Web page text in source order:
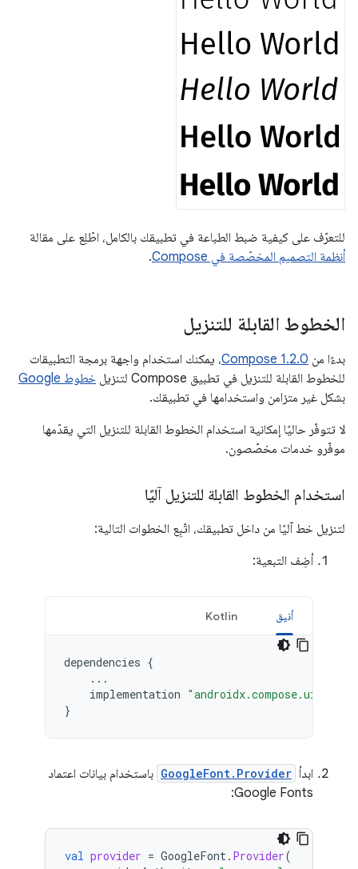
للتعرّف على كيفية ضبط الطباعة في تطبيقك بالكامل، اطّلِع على مقالة
أنظمة التصميم المخصّصة في Compose
.
الخطوط القابلة للتنزيل
بدءًا من Compose 1.2.0، يمكنك استخدام واجهة برمجة التطبيقات
للخطوط القابلة للتنزيل في تطبيق Compose لتنزيل
خطوط Google
بشكل غير متزامن واستخدامها في تطبيقك.
لا تتوفّر حاليًا إمكانية استخدام الخطوط القابلة للتنزيل التي يقدّمها
موفّرو خدمات مخصّصون.
استخدام الخطوط القابلة للتنزيل آليًا
لتنزيل خط آليًا من داخل تطبيقك، اتّبِع الخطوات التالية:
أضِف التبعية:
أنيق Kotlin
dependencies {
...
implementation "androidx.compose.ui:ui-
}
ابدأ GoogleFont.Provider باستخدام بيانات اعتماد
Google Fonts:
val provider = GoogleFont. Provider(